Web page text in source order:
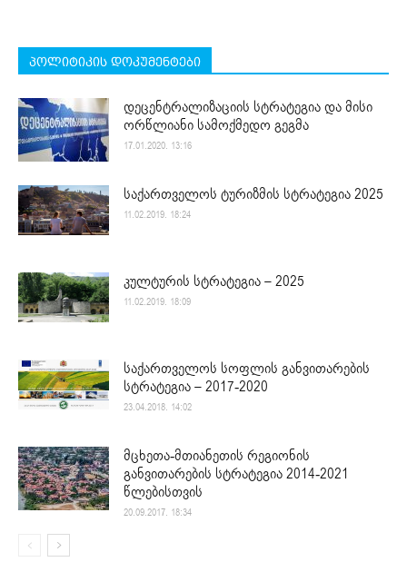
პოლიტიკის დოკუმენტები
დეცენტრალიზაციის სტრატეგია და მისი
ორწლიანი სამოქმედო გეგმა
17.01.2020. 13:16
საქართველოს ტურიზმის სტრატეგია 2025
11.02.2019. 18:24
კულტურის სტრატეგია – 2025
11.02.2019. 18:09
საქართველოს სოფლის განვითარების
სტრატეგია – 2017-2020
23.04.2018. 14:02
მცხეთა-მთიანეთის რეგიონის
განვითარების სტრატეგია 2014-2021
წლებისთვის
20.09.2017. 18:34